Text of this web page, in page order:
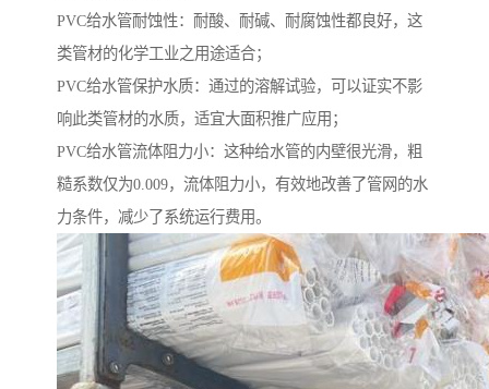
PVC给水管耐蚀性：耐酸、耐碱、耐腐蚀性都良好，这
类管材的化学工业之用途适合；
PVC给水管保护水质：通过的溶解试验，可以证实不影
响此类管材的水质，适宜大面积推广应用；
PVC给水管流体阻力小：这种给水管的内壁很光滑，粗
糙系数仅为0.009，流体阻力小，有效地改善了管网的水
力条件，减少了系统运行费用。